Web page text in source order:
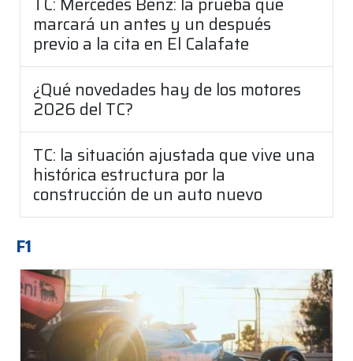
marcará un antes y un después
previo a la cita en El Calafate
¿Qué novedades hay de los motores
2026 del TC?
TC: la situación ajustada que vive una
histórica estructura por la
construcción de un auto nuevo
F1